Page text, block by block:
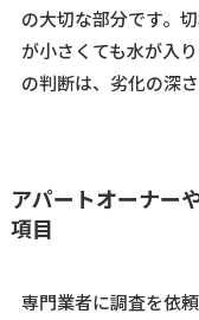
の大切な部分です。
が小さくても水が入
の判断は、劣化の深
アパートオーナー
項目
専門業者に調査を依